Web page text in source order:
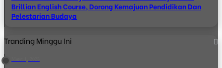
Brillian English Course, Dorong Kemajuan Pendidikan Dan
Pelestarian Budaya
Tranding Minggu Ini